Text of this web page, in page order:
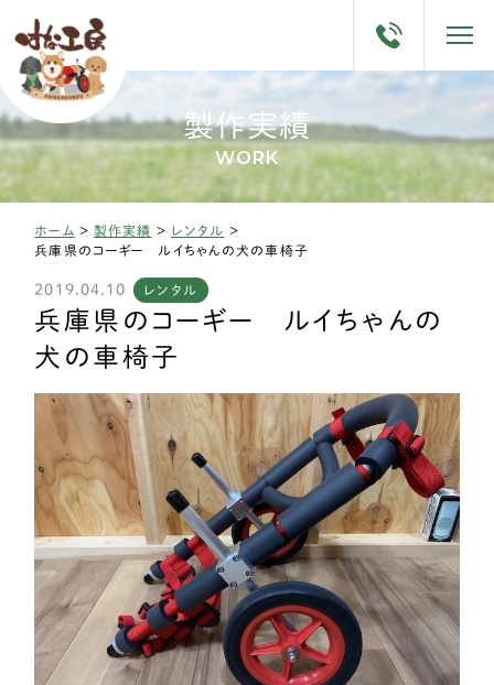
製作実績
WORK
ホーム >製作実績 > レンタル >
兵庫県のコーギー ルイちゃんの犬の車椅子
2019.04.10 レンタル
兵庫県のコーギー ルイちゃんの
犬の車椅子